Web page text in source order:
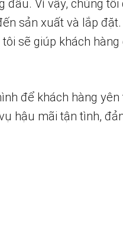
đầu. Vì vậy, chúng tôi
sản xuất và lắp
sẽ giúp khách
để khách hàng
hậu mãi tận tình,